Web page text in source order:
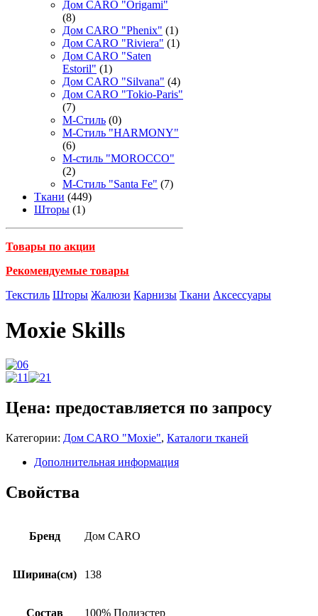
Дом CARO "Origami"
(8)
Дом CARO "Phenix" (1)
Дом CARO "Riviera" (1)
Дом CARO "Saten
Estoril" (1)
Дом CARO "Silvana" (4)
Дом CARO "Tokio-Paris"
(7)
М-Стиль (0)
М-Стиль "HARMONY"
(6)
М-стиль "MOROCCO"
(2)
М-Стиль "Santa Fe" (7)
Ткани (449)
Шторы (1)
Товары по акции
Рекомендуемые товары
Текстиль Шторы Жалюзи Карнизы Ткани Аксессуары
Moxie Skills
Цена: предоставляется по запросу
Категории: Дом CARO "Moxie", Каталоги тканей
Дополнительная информация
Свойства
Бренд Дом CARO
Ширина(см) 138
Состав 100% Полиэстер